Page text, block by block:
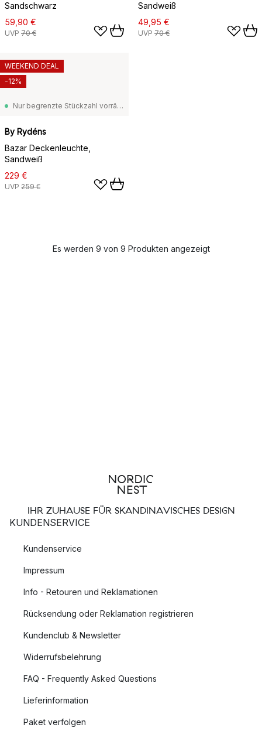
Sandschwarz
59,90 €
UVP 70 €
Sandweiß
49,95 €
UVP 70 €
Nur begrenzte Stückzahl vorrätig
By Rydéns
Bazar Deckenleuchte,
Sandweiß
229 €
UVP 259 €
WEEKEND DEAL
-12%
Es werden 9 von 9 Produkten angezeigt
IHR ZUHAUSE FÜR SKANDINAVISCHES DESIGN
KUNDENSERVICE
Kundenservice
Impressum
Info - Retouren und Reklamationen
Rücksendung oder Reklamation registrieren
Kundenclub & Newsletter
Widerrufsbelehrung
FAQ - Frequently Asked Questions
Lieferinformation
Paket verfolgen